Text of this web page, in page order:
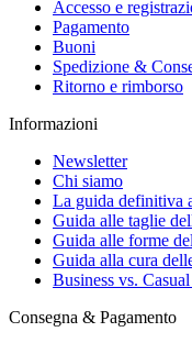
Accesso e
Pagamento
Buoni
Spedizione &
Ritorno e rimborso
Informazioni
Newsletter
Chi siamo
La guida definitiva
Guida alle taglie
Guida alle forme
Guida alla cura
Business vs.
Consegna & Pagamento